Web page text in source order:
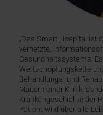
„Das Smart Hospital ist
vernetzte,
Gesundheitssystems.
Wertschöpfungskette
Behandlungs- und
Mauern einer Klinik,
Krankengeschichte der
Patient wird über alle